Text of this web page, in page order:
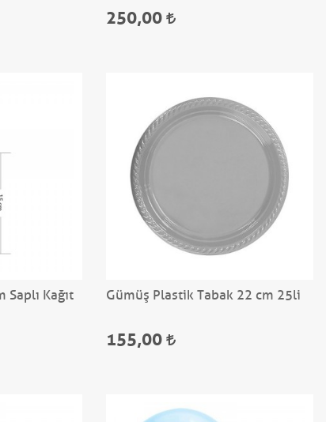
250,00
Kağıt
Gümüş Plastik Tabak 22 cm 25li
155,00